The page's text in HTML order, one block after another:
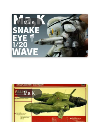
Ma,K
Ma,K